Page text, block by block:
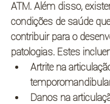
ATM. Além disso,
condições de saúde
contribuir para o
patologias. Estes
Artrite na
Danos na